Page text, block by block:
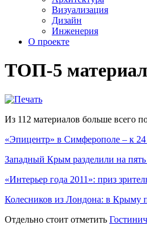
Визуализация
Дизайн
Инженерия
О проекте
ТОП-5
Из 112 материалов больше всего
«Эпицентр» в Симферополе – к
Западный Крым разделили на пять
«Интерьер года 2011»: приз
Колесников из Лондона: в Крыму
Отдельно стоит отметить